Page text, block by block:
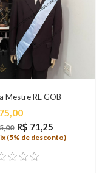
Mestre RE GOB
R$ 71,25
(5% de desconto)